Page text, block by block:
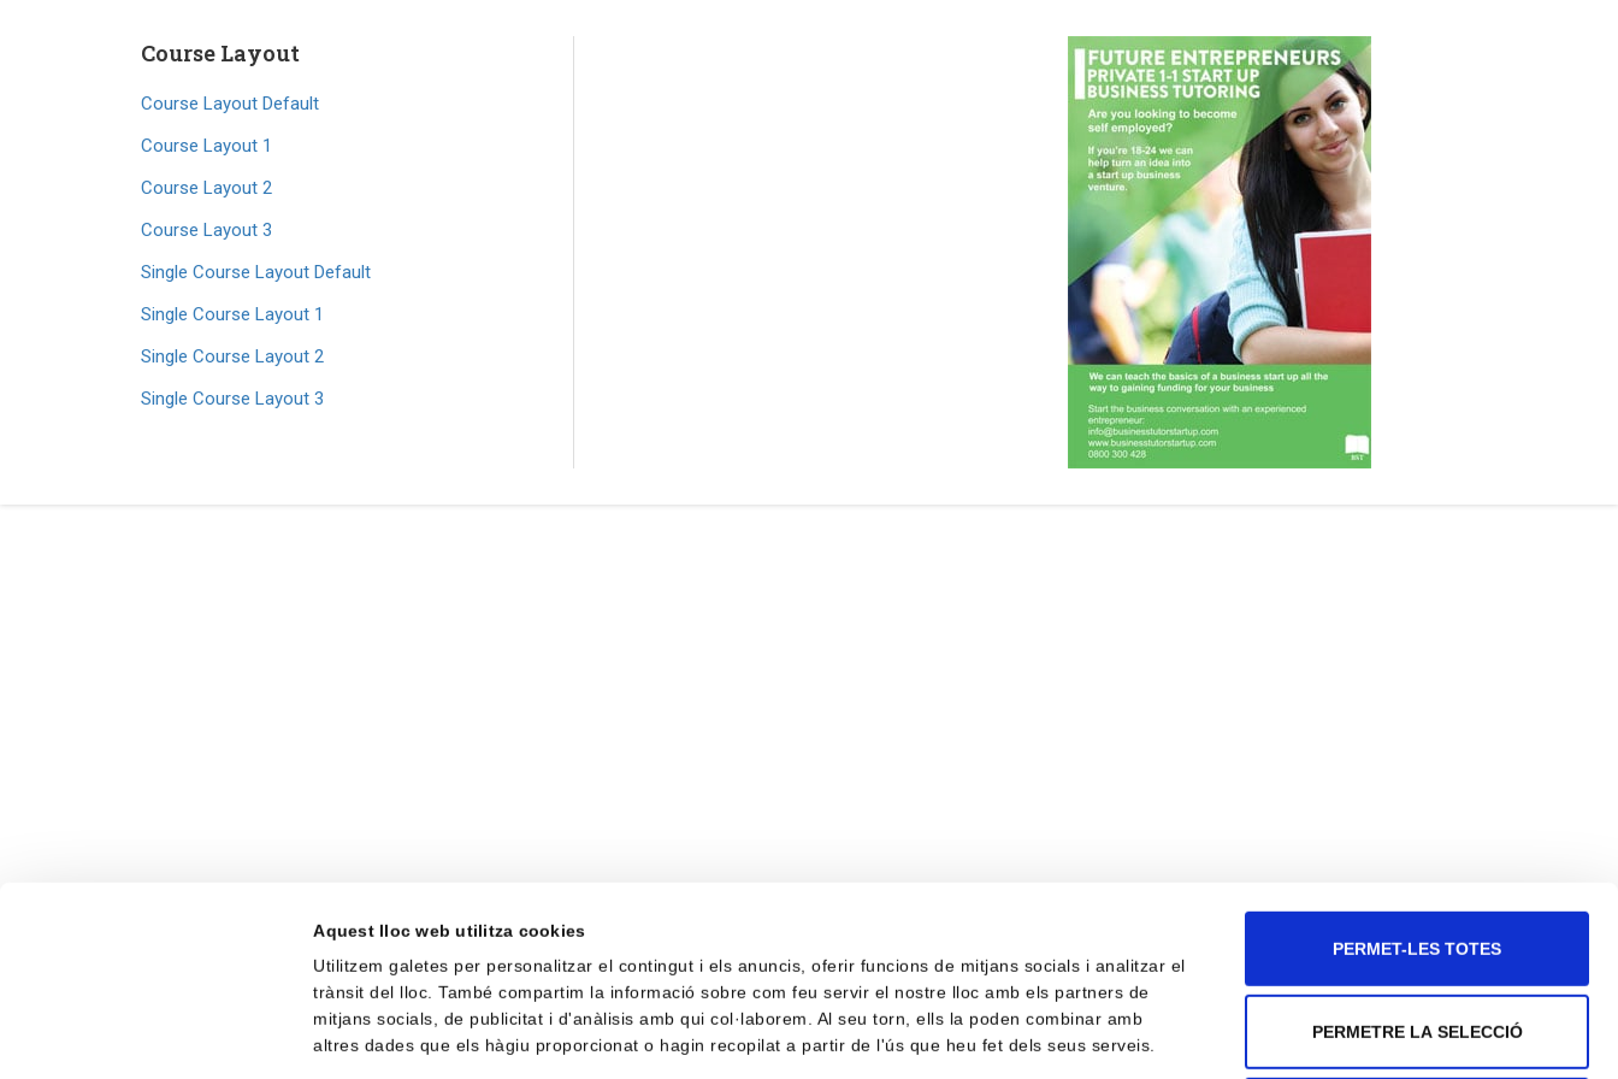
Aquest lloc web utilitza cookies
Utilitzem galetes per personalitzar el contingut i els anuncis, oferir funcions de mitjans socials i analitzar el
trànsit del lloc. També compartim la informació sobre com feu servir el nostre lloc amb els partners de
mitjans socials, de publicitat i d'anàlisis amb qui col·laborem. Al seu torn, ells la poden combinar amb
altres dades que els hàgiu proporcionat o hagin recopilat a partir de l'ús que heu fet dels seus serveis.
PERMET-LES TOTES
PERMETRE LA SELECCIÓ
Course Layout
Course Layout Default
Course Layout 1
Course Layout 2
Course Layout 3
Single Course Layout Default
Single Course Layout 1
Single Course Layout 2
Single Course Layout 3